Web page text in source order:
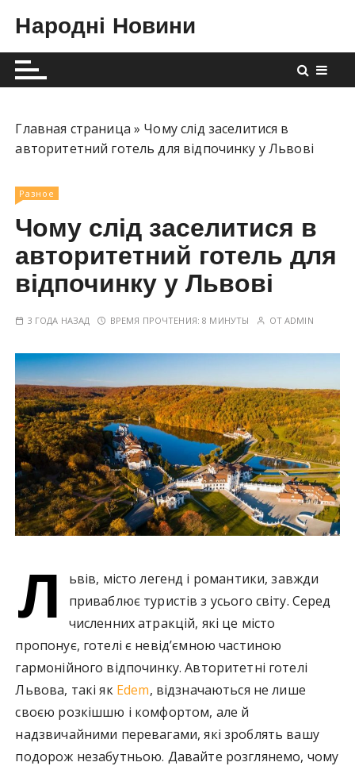
р
й
Народні Новини
Главная страница » Чому слід заселитися в
авторитетний готель для відпочинку у Львові
Разное
Чому слід заселитися в
авторитетний готель для
відпочинку у Львові
3 ГОДА НАЗАД ВРЕМЯ ПРОЧТЕНИЯ:8 МИНУТЫ ОТ ADMIN
Л
ьвів, місто легенд і романтики, завжди
приваблює туристів з усього світу. Серед
численних атракцій, які це місто
пропонує, готелі є невід’ємною частиною
гармонійного відпочинку. Авторитетні готелі
Львова, такі як Edem, відзначаються не лише
своєю розкішшю і комфортом, але й
надзвичайними перевагами, які зроблять вашу
подорож незабутньою. Давайте розглянемо, чому